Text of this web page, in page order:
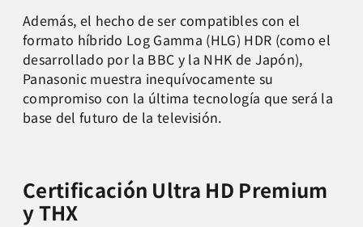
Además, el hecho de ser compatibles con el
formato híbrido Log Gamma (HLG) HDR (como el
desarrollado por la BBC y la NHK de Japón),
Panasonic muestra inequívocamente su
compromiso con la última tecnología que será la
base del futuro de la televisión.
Certificación Ultra HD Premium
y THX